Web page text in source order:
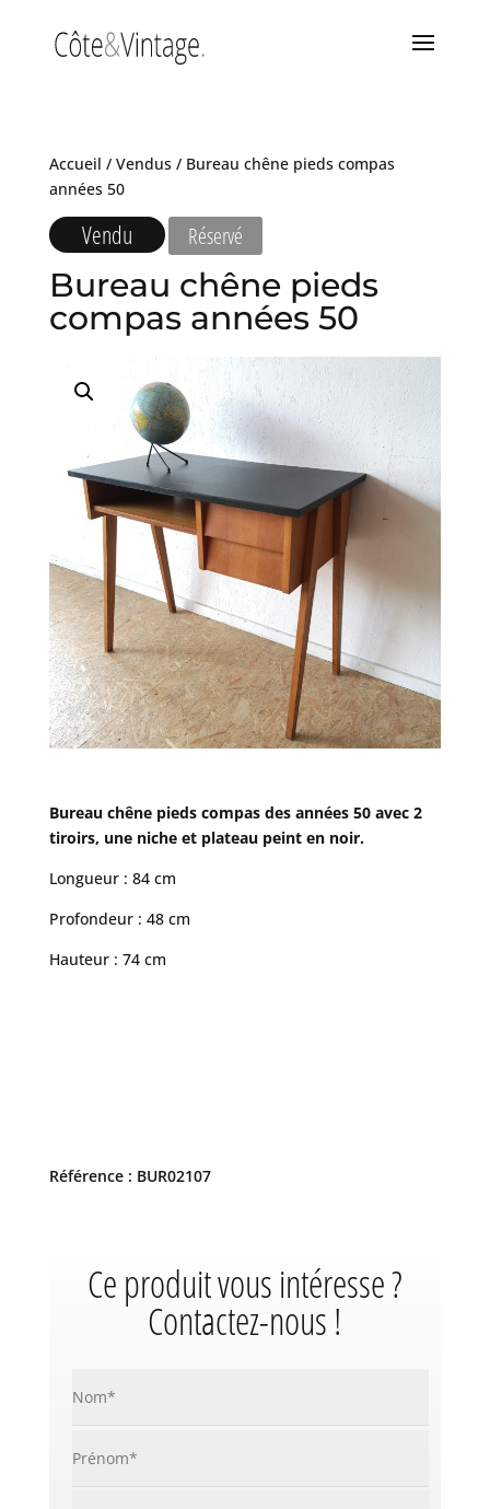
Accueil / Vendus/ Bureau chêne pieds compas
années 50
Vendu Réservé
Bureau chêne pieds
compas années 50
Bureau chêne pieds compas des années 50 avec 2
tiroirs, une niche et plateau peint en noir.
Longueur : 84 cm
Profondeur : 48 cm
Hauteur : 74 cm
Référence : BUR02107
Ce produit vous intéresse ?
Contactez-nous !